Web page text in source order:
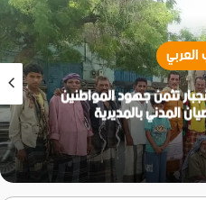
تثمن جهود المواطنين
المدني بالمديرية